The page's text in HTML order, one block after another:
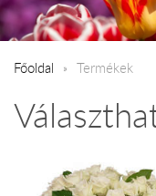
Főoldal Termékek